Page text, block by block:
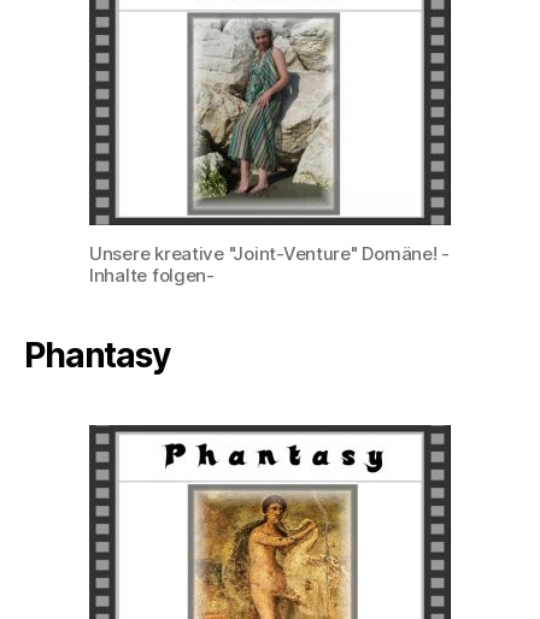
Unsere kreative "Joint-Venture" Domäne! -
Inhalte folgen-
Phantasy